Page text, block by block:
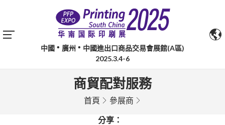
中國 廣州
中國進出口商品交易會展館(A區)
2025.3.4-6
商貿配對服務
首頁 參展商
分享：